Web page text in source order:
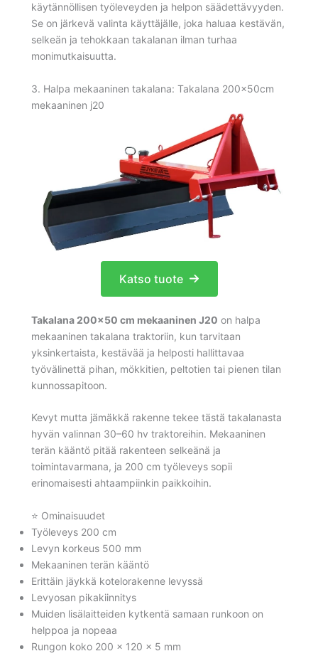
käytännöllisen työleveyden ja helpon säädettävyyden.
Se on järkevä valinta käyttäjälle, joka haluaa kestävän,
selkeän ja tehokkaan takalanan ilman turhaa
monimutkaisuutta.
3. Halpa mekaaninen takalana: Takalana 200x50cm
mekaaninen j20
Katso tuote
Takalana 200×50 cm mekaaninen J20 on halpa
mekaaninen takalana traktoriin, kun tarvitaan
yksinkertaista, kestävää ja helposti hallittavaa
työvälinettä pihan, mökkitien, peltotien tai pienen tilan
kunnossapitoon.
Kevyt mutta jämäkkä rakenne tekee tästä takalanasta
hyvän valinnan 30–60 hv traktoreihin. Mekaaninen
terän kääntö pitää rakenteen selkeänä ja
toimintavarmana, ja 200 cm työleveys sopii
erinomaisesti ahtaampiinkin paikkoihin.
⭐ Ominaisuudet
Työleveys 200 cm
Levyn korkeus 500 mm
Mekaaninen terän kääntö
Erittäin jäykkä kotelorakenne levyssä
Levyosan pikakiinnitys
Muiden lisälaitteiden kytkentä samaan runkoon on
helppoa ja nopeaa
Rungon koko 200 x 120 x 5 mm